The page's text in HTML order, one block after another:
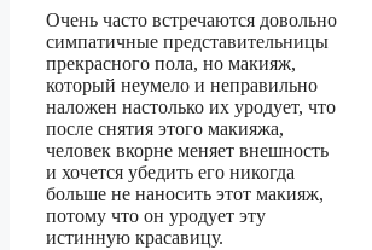
Очень часто встречаются довольно
симпатичные представительницы
прекрасного пола, но макияж,
который неумело и неправильно
наложен настолько их уродует, что
после снятия этого макияжа,
человек вкорне меняет внешность
и хочется убедить его никогда
больше не наносить этот макияж,
потому что он уродует эту
истинную красавицу.